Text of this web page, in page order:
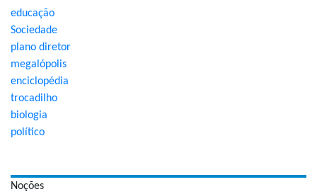
educação
Sociedade
plano diretor
megalópolis
enciclopédia
trocadilho
biologia
político
Noções